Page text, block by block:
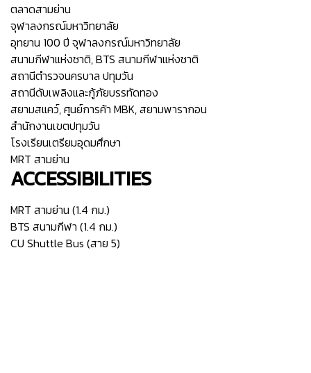
ตลาดสามย่าน
จุฬาลงกรณ์มหาวิทยาลัย
อุทยาน 100 ปี จุฬาลงกรณ์มหาวิทยาลัย
สนามกีฬาแห่งชาติ, BTS สนามกีฬาแห่งชาติ
สถานีตำรวจนครบาล ปทุมวัน
สถานีดับเพลิงและกู้ภัยบรรทัดทอง
สยามสแคว์, ศูนย์การค้า MBK, สยามพารากอน
สำนักงานเขตปทุมวัน
โรงเรียนเตรียมอุดมศึกษา
MRT สามย่าน
ACCESSIBILITIES
MRT สามย่าน (1.4 กม.)
BTS สนามกีฬา (1.4 กม.)
CU Shuttle Bus (สาย 5)